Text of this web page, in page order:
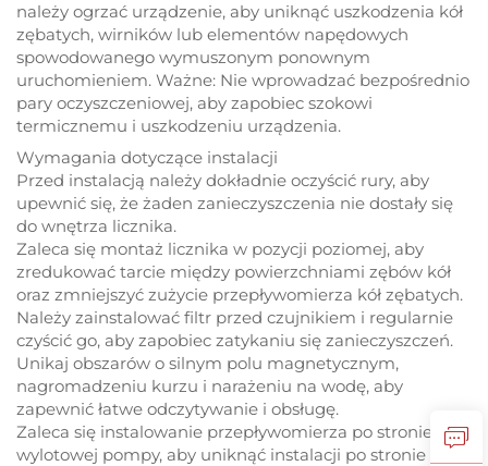
należy ogrzać urządzenie, aby uniknąć uszkodzenia kół
zębatych, wirników lub elementów napędowych
spowodowanego wymuszonym ponownym
uruchomieniem. Ważne: Nie wprowadzać bezpośrednio
pary oczyszczeniowej, aby zapobiec szokowi
termicznemu i uszkodzeniu urządzenia.
Wymagania dotyczące instalacji
Przed instalacją należy dokładnie oczyścić rury, aby
upewnić się, że żaden zanieczyszczenia nie dostały się
do wnętrza licznika.
Zaleca się montaż licznika w pozycji poziomej, aby
zredukować tarcie między powierzchniami zębów kół
oraz zmniejszyć zużycie przepływomierza kół zębatych.
Należy zainstalować filtr przed czujnikiem i regularnie
czyścić go, aby zapobiec zatykaniu się zanieczyszczeń.
Unikaj obszarów o silnym polu magnetycznym,
nagromadzeniu kurzu i narażeniu na wodę, aby
zapewnić łatwe odczytywanie i obsługę.
Zaleca się instalowanie przepływomierza po stronie
wylotowej pompy, aby uniknąć instalacji po stronie